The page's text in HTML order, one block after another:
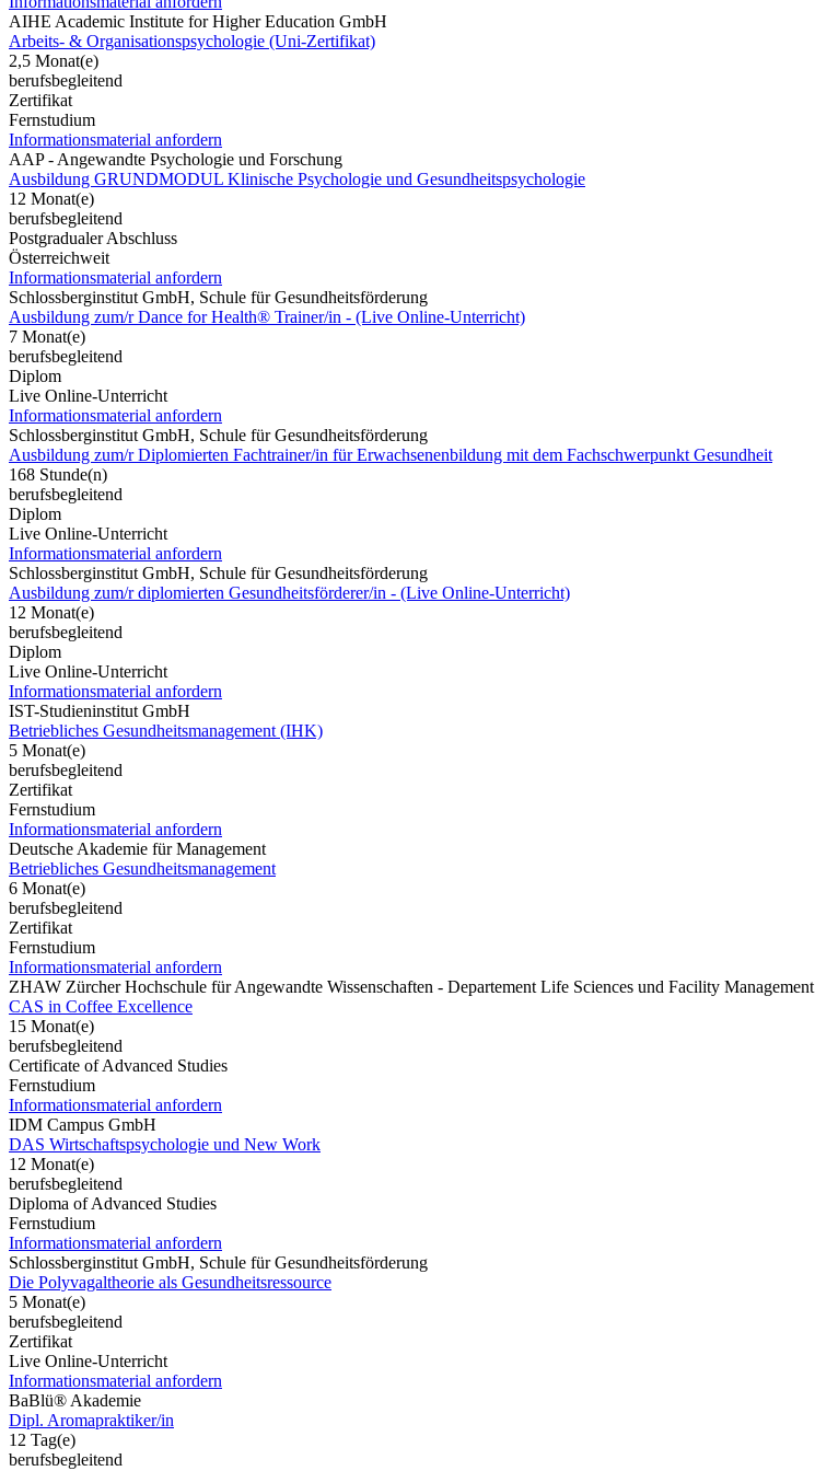
AIHE Academic Institute for Higher Education GmbH
Arbeits- & Organisationspsychologie (Uni-Zertifikat)
2,5 Monat(e)
berufsbegleitend
Zertifikat
Fernstudium
Informationsmaterial anfordern
AAP - Angewandte Psychologie und Forschung
Ausbildung GRUNDMODUL Klinische Psychologie und Gesundheitspsychologie
12 Monat(e)
berufsbegleitend
Postgradualer Abschluss
Österreichweit
Informationsmaterial anfordern
Schlossberginstitut GmbH, Schule für Gesundheitsförderung
Ausbildung zum/r Dance for Health® Trainer/in - (Live Online-Unterricht)
7 Monat(e)
berufsbegleitend
Diplom
Live Online-Unterricht
Informationsmaterial anfordern
Schlossberginstitut GmbH, Schule für Gesundheitsförderung
Ausbildung zum/r Diplomierten Fachtrainer/in für Erwachsenenbildung mit dem Fachschwerpunkt Gesundheit
168 Stunde(n)
berufsbegleitend
Diplom
Live Online-Unterricht
Informationsmaterial anfordern
Schlossberginstitut GmbH, Schule für Gesundheitsförderung
Ausbildung zum/r diplomierten Gesundheitsförderer/in - (Live Online-Unterricht)
12 Monat(e)
berufsbegleitend
Diplom
Live Online-Unterricht
Informationsmaterial anfordern
IST-Studieninstitut GmbH
Betriebliches Gesundheitsmanagement (IHK)
5 Monat(e)
berufsbegleitend
Zertifikat
Fernstudium
Informationsmaterial anfordern
Deutsche Akademie für Management
Betriebliches Gesundheitsmanagement
6 Monat(e)
berufsbegleitend
Zertifikat
Fernstudium
Informationsmaterial anfordern
ZHAW Zürcher Hochschule für Angewandte Wissenschaften - Departement Life Sciences und Facility Management
CAS in Coffee Excellence
15 Monat(e)
berufsbegleitend
Certificate of Advanced Studies
Fernstudium
Informationsmaterial anfordern
IDM Campus GmbH
DAS Wirtschaftspsychologie und New Work
12 Monat(e)
berufsbegleitend
Diploma of Advanced Studies
Fernstudium
Informationsmaterial anfordern
Schlossberginstitut GmbH, Schule für Gesundheitsförderung
Die Polyvagaltheorie als Gesundheitsressource
5 Monat(e)
berufsbegleitend
Zertifikat
Live Online-Unterricht
Informationsmaterial anfordern
BaBlü® Akademie
Dipl. Aromapraktiker/in
12 Tag(e)
berufsbegleitend